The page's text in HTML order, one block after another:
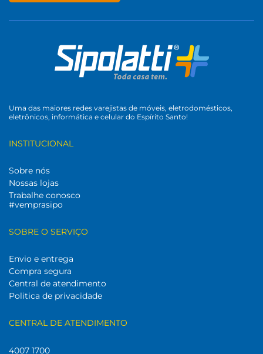
Uma das maiores redes varejistas de móveis, eletrodomésticos,
eletrônicos, informática e celular do Espírito Santo!
INSTITUCIONAL
Sobre nós
Nossas lojas
Trabalhe conosco
#vemprasipo
SOBRE O SERVIÇO
Envio e entrega
Compra segura
Central de atendimento
Politica de privacidade
CENTRAL DE ATENDIMENTO
4007 1700